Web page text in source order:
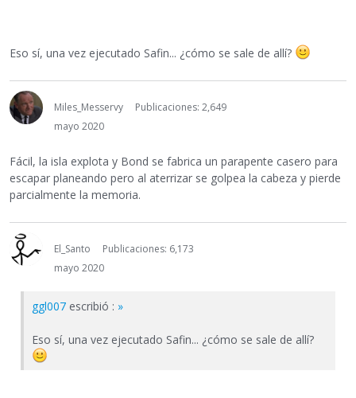
Eso sí, una vez ejecutado Safin... ¿cómo se sale de allí?
Miles_Messervy
Publicaciones: 2,649
mayo 2020
Fácil, la isla explota y Bond se fabrica un parapente casero para
escapar planeando pero al aterrizar se golpea la cabeza y pierde
parcialmente la memoria.
El_Santo
Publicaciones: 6,173
mayo 2020
ggl007 escribió : »
Eso sí, una vez ejecutado Safin... ¿cómo se sale de allí?